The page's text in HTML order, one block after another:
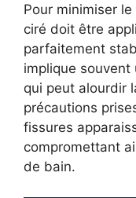
Pour minimiser
ciré doit être
parfaitement
implique
qui peut alourdir
précautions
fissures
compromettant
de bain.